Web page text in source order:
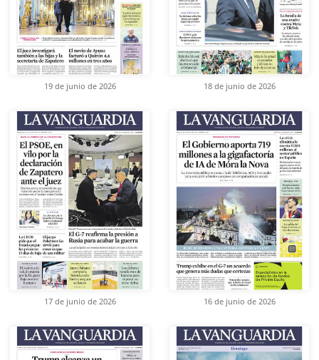
19 de junio de 2026 18 de junio de 2026
17 de junio de 2026 16 de junio de 2026